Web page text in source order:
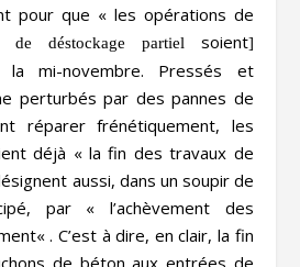
pour que « les opérations de
de déstockage partiel soient]
mi-novembre. Pressés et
perturbés par des pannes de
réparer frénétiquement, les
déjà « la fin des travaux de
aussi, dans un soupir de
par « l’achèvement des
« . C’est à dire, en clair, la fin